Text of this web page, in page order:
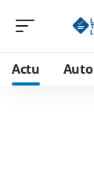
Actu Auto